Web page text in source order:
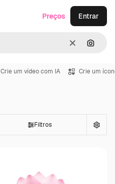
Limpar
Preços Entrar
Crie um vídeo com IA Crie um
Filtros